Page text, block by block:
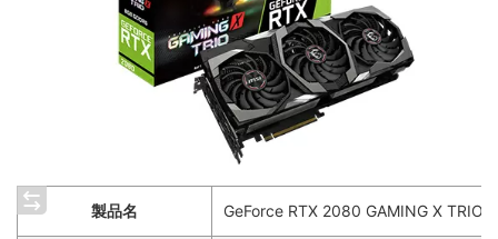
製品名 GeForce RTX 2080 GAMING X TRIO